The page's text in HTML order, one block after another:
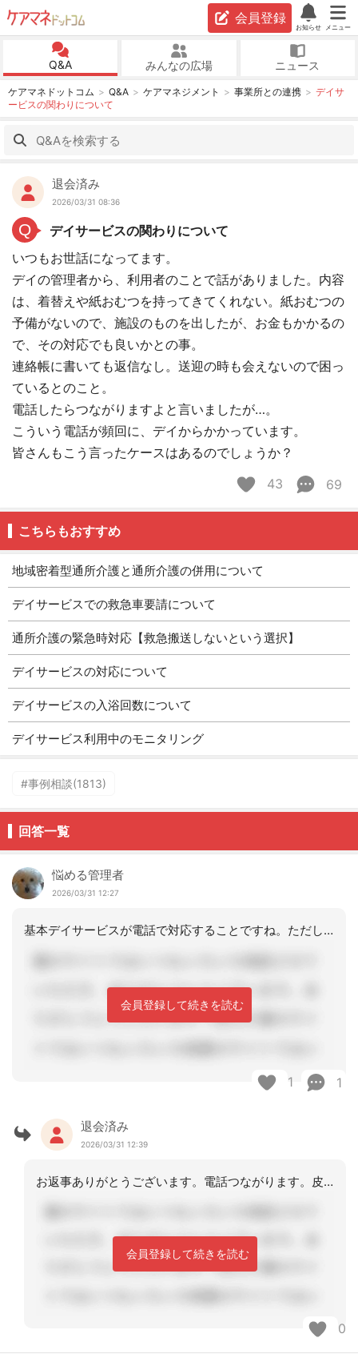
会員登録
お知らせ メニュー
Q&A みんなの広場 ニュース
ケアマネドットコム Q&A ケアマネジメント 事業所との連携
デイサ
ービスの関わりについて
退会済み
2026/03/31 08:36
Q
デイサービスの関わりについて
いつもお世話になってます。
デイの管理者から、利用者のことで話がありました。内容
は、着替えや紙おむつを持ってきてくれない。紙おむつの
予備がないので、施設のものを出したが、お金もかかるの
で、その対応でも良いかとの事。
連絡帳に書いても返信なし。送迎の時も会えないので困っ
ているとのこと。
電話したらつながりますよと言いましたが…。
こういう電話が頻回に、デイからかかっています。
皆さんもこう言ったケースはあるのでしょうか？
43
69
こちらもおすすめ
地域密着型通所介護と通所介護の併用について
デイサービスでの救急車要請について
通所介護の緊急時対応【救急搬送しないという選択】
デイサービスの対応について
デイサービスの入浴回数について
デイサービス利用中のモニタリング
#事例相談(1813)
回答一覧
悩める管理者
2026/03/31 12:27
基本デイサービスが電話で対応することですね。ただし毎回電話しても繋がらないとか、
会員登録して続きを読む
1 1
退会済み
2026/03/31 12:39
お返事ありがとうございます。電話つながります。皮膚トラブルないです。やっぱりデイ
会員登録して続きを読む
0